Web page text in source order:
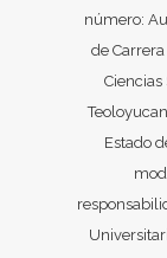
número:
de
Ciencias
Estado